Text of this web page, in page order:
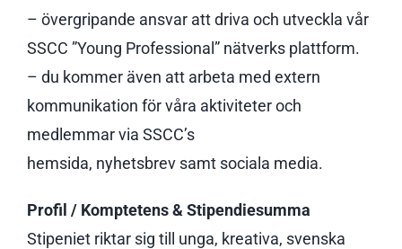
– övergripande ansvar att driva och utveckla vår
SSCC ”Young Professional” nätverks plattform.
– du kommer även att arbeta med extern
kommunikation för våra aktiviteter och
medlemmar via SSCC’s
hemsida, nyhetsbrev samt sociala media.
Profil / Komptetens & Stipendiesumma
Stipeniet riktar sig till unga, kreativa, svenska